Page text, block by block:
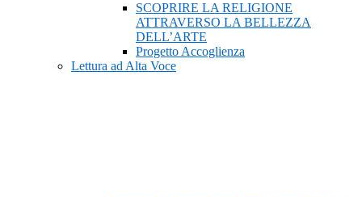
SCOPRIRE LA RELIGIONE
ATTRAVERSO LA BELLEZZA
DELL’ARTE
Progetto Accoglienza
Lettura ad Alta Voce